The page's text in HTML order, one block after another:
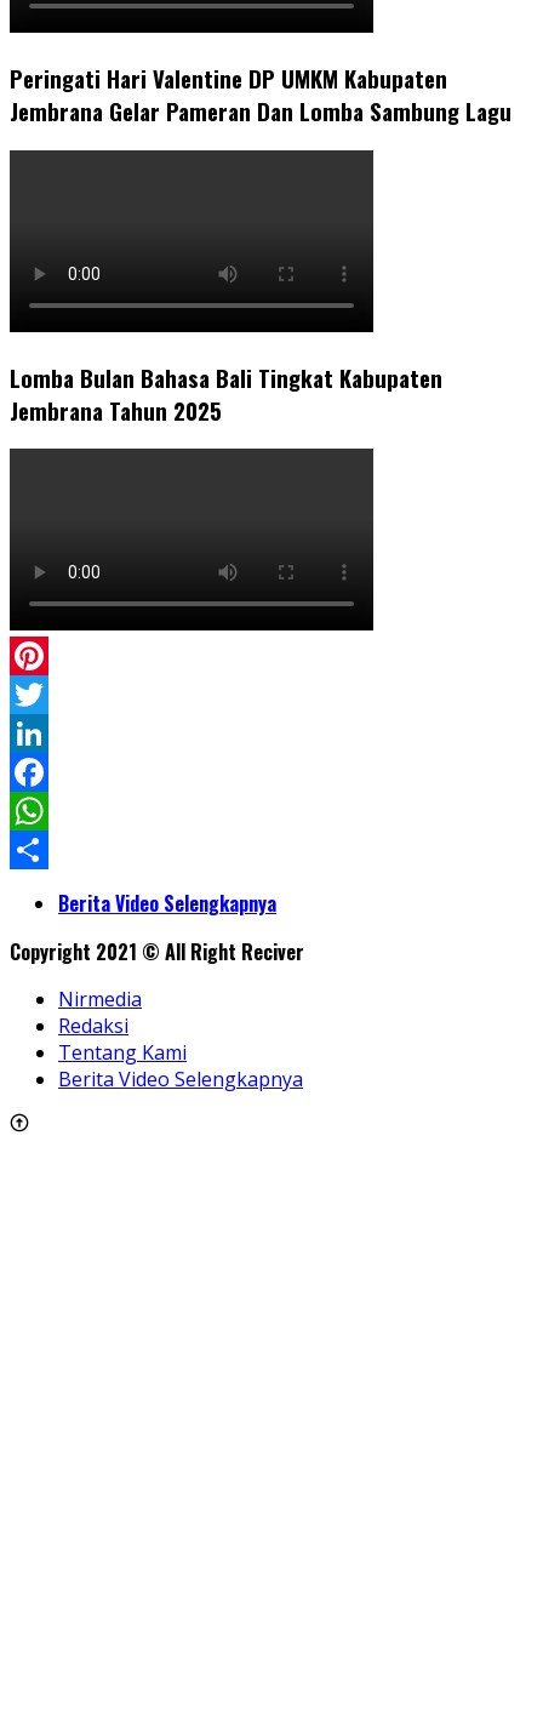
Peringati Hari Valentine DP UMKM Kabupaten
Jembrana Gelar Pameran Dan Lomba Sambung Lagu
Lomba Bulan Bahasa Bali Tingkat Kabupaten
Jembrana Tahun 2025
Pinterest
Twitter
LinkedIn
Facebook
WhatsApp
ShareBerita Video Selengkapnya
Copyright 2021 © All Right Reciver
Nirmedia
Redaksi
Tentang Kami
Berita Video Selengkapnya